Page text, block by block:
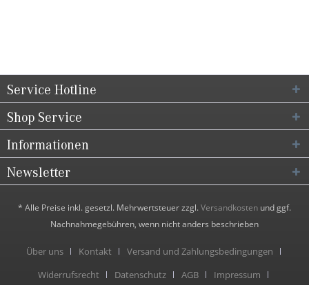
Service Hotline
Shop Service
Informationen
Newsletter
* Alle Preise inkl. gesetzl. Mehrwertsteuer zzgl.Versandkosten und ggf.
Nachnahmegebühren, wenn nicht anders beschrieben
Über uns Kontakt
Versand und Zahlungsbedingungen
Widerrufsrecht
Datenschutz AGB Impressum